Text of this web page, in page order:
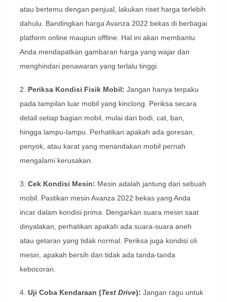
atau bertemu dengan penjual, lakukan riset harga terlebih
dahulu. Bandingkan harga Avanza 2022 bekas di berbagai
platform online maupun offline. Hal ini akan membantu
Anda mendapatkan gambaran harga yang wajar dan
menghindari penawaran yang terlalu tinggi.
2. Periksa Kondisi Fisik Mobil: Jangan hanya terpaku
pada tampilan luar mobil yang kinclong. Periksa secara
detail setiap bagian mobil, mulai dari bodi, cat, ban,
hingga lampu-lampu. Perhatikan apakah ada goresan,
penyok, atau karat yang menandakan mobil pernah
mengalami kerusakan.
3. Cek Kondisi Mesin: Mesin adalah jantung dari sebuah
mobil. Pastikan mesin Avanza 2022 bekas yang Anda
incar dalam kondisi prima. Dengarkan suara mesin saat
dinyalakan, perhatikan apakah ada suara-suara aneh
atau getaran yang tidak normal. Periksa juga kondisi oli
mesin, apakah bersih dan tidak ada tanda-tanda
kebocoran.
4. Uji Coba Kendaraan (Test Drive): Jangan ragu untuk